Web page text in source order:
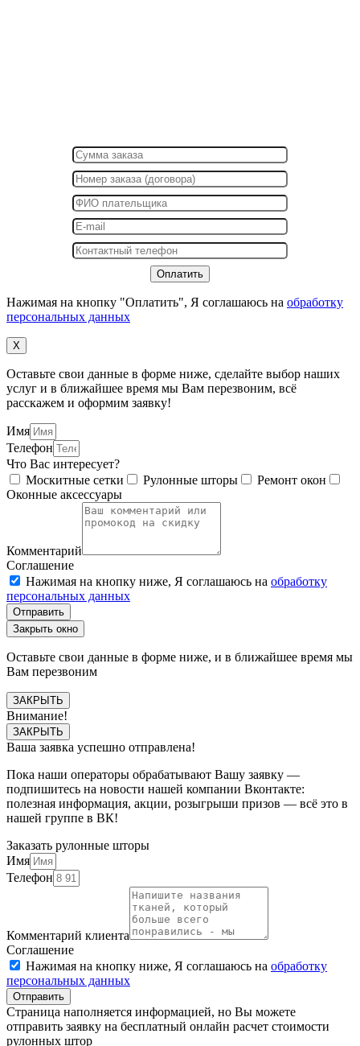
Нажимая на кнопку "Оплатить", Я соглашаюсь на обработку
персональных данных
X
Оставьте свои данные в форме ниже, сделайте выбор наших
услуг и в ближайшее время мы Вам перезвоним, всё
расскажем и оформим заявку!
Имя
Телефон
Что Вас интересует?
Москитные сетки
Рулонные шторы
Ремонт окон
Оконные аксессуары
Комментарий
Соглашение
Нажимая на кнопку ниже, Я соглашаюсь на обработку
персональных данных
Отправить
Закрыть окно
Оставьте свои данные в форме ниже, и в ближайшее время мы
Вам перезвоним
ЗАКРЫТЬ
Внимание!
ЗАКРЫТЬ
Ваша заявка успешно отправлена!
Пока наши операторы обрабатывают Вашу заявку —
подпишитесь на новости нашей компании Вконтакте:
полезная информация, акции, розыгрыши призов — всё это в
нашей группе в ВК!
Заказать рулонные шторы
Имя
Телефон
Комментарий клиента
Соглашение
Нажимая на кнопку ниже, Я соглашаюсь на обработку
персональных данных
Отправить
Страница наполняется информацией, но Вы можете
отправить заявку на бесплатный онлайн расчет стоимости
рулонных штор